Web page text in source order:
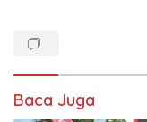
Baca Juga